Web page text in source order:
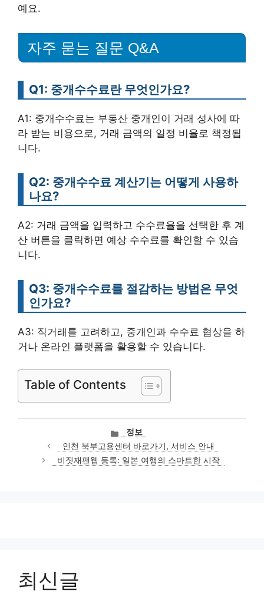
예요.
자주 묻는 질문 Q&A
Q1: 중개수수료란 무엇인가요?
A1: 중개수수료는 부동산 중개인이 거래 성사에 따
라 받는 비용으로, 거래 금액의 일정 비율로 책정됩
니다.
Q2: 중개수수료 계산기는 어떻게 사용하
나요?
A2: 거래 금액을 입력하고 수수료율을 선택한 후 계
산 버튼을 클릭하면 예상 수수료를 확인할 수 있습
니다.
Q3: 중개수수료를 절감하는 방법은 무엇
인가요?
A3: 직거래를 고려하고, 중개인과 수수료 협상을 하
거나 온라인 플랫폼을 활용할 수 있습니다.
Table of Contents
카
테
고
리
정보
인천 북부고용센터 바로가기, 서비스 안내
비짓재팬웹 등록: 일본 여행의 스마트한 시작
최신글